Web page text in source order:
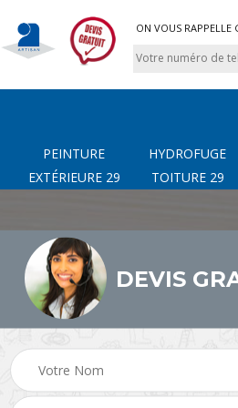
ON VOUS RAPPELLE
PEINTURE
EXTÉRIEURE 29
HYDROFUGE
TOITURE 29
Nettoyage de terrasse
DEVIS